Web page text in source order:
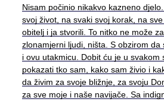
Nisam počinio nikakvo kazneno
svoj život, na svaki svoj korak, na
obitelj i ja stvorili. To nitko ne može
zlonamjerni ljudi, ništa. S obzirom da
i ovu utakmicu. Dobit ću je u svakom
pokazati tko sam, kako sam živio i
da živim za svoje bližnje, za svoju
za sve moje i naše navijače. Sa